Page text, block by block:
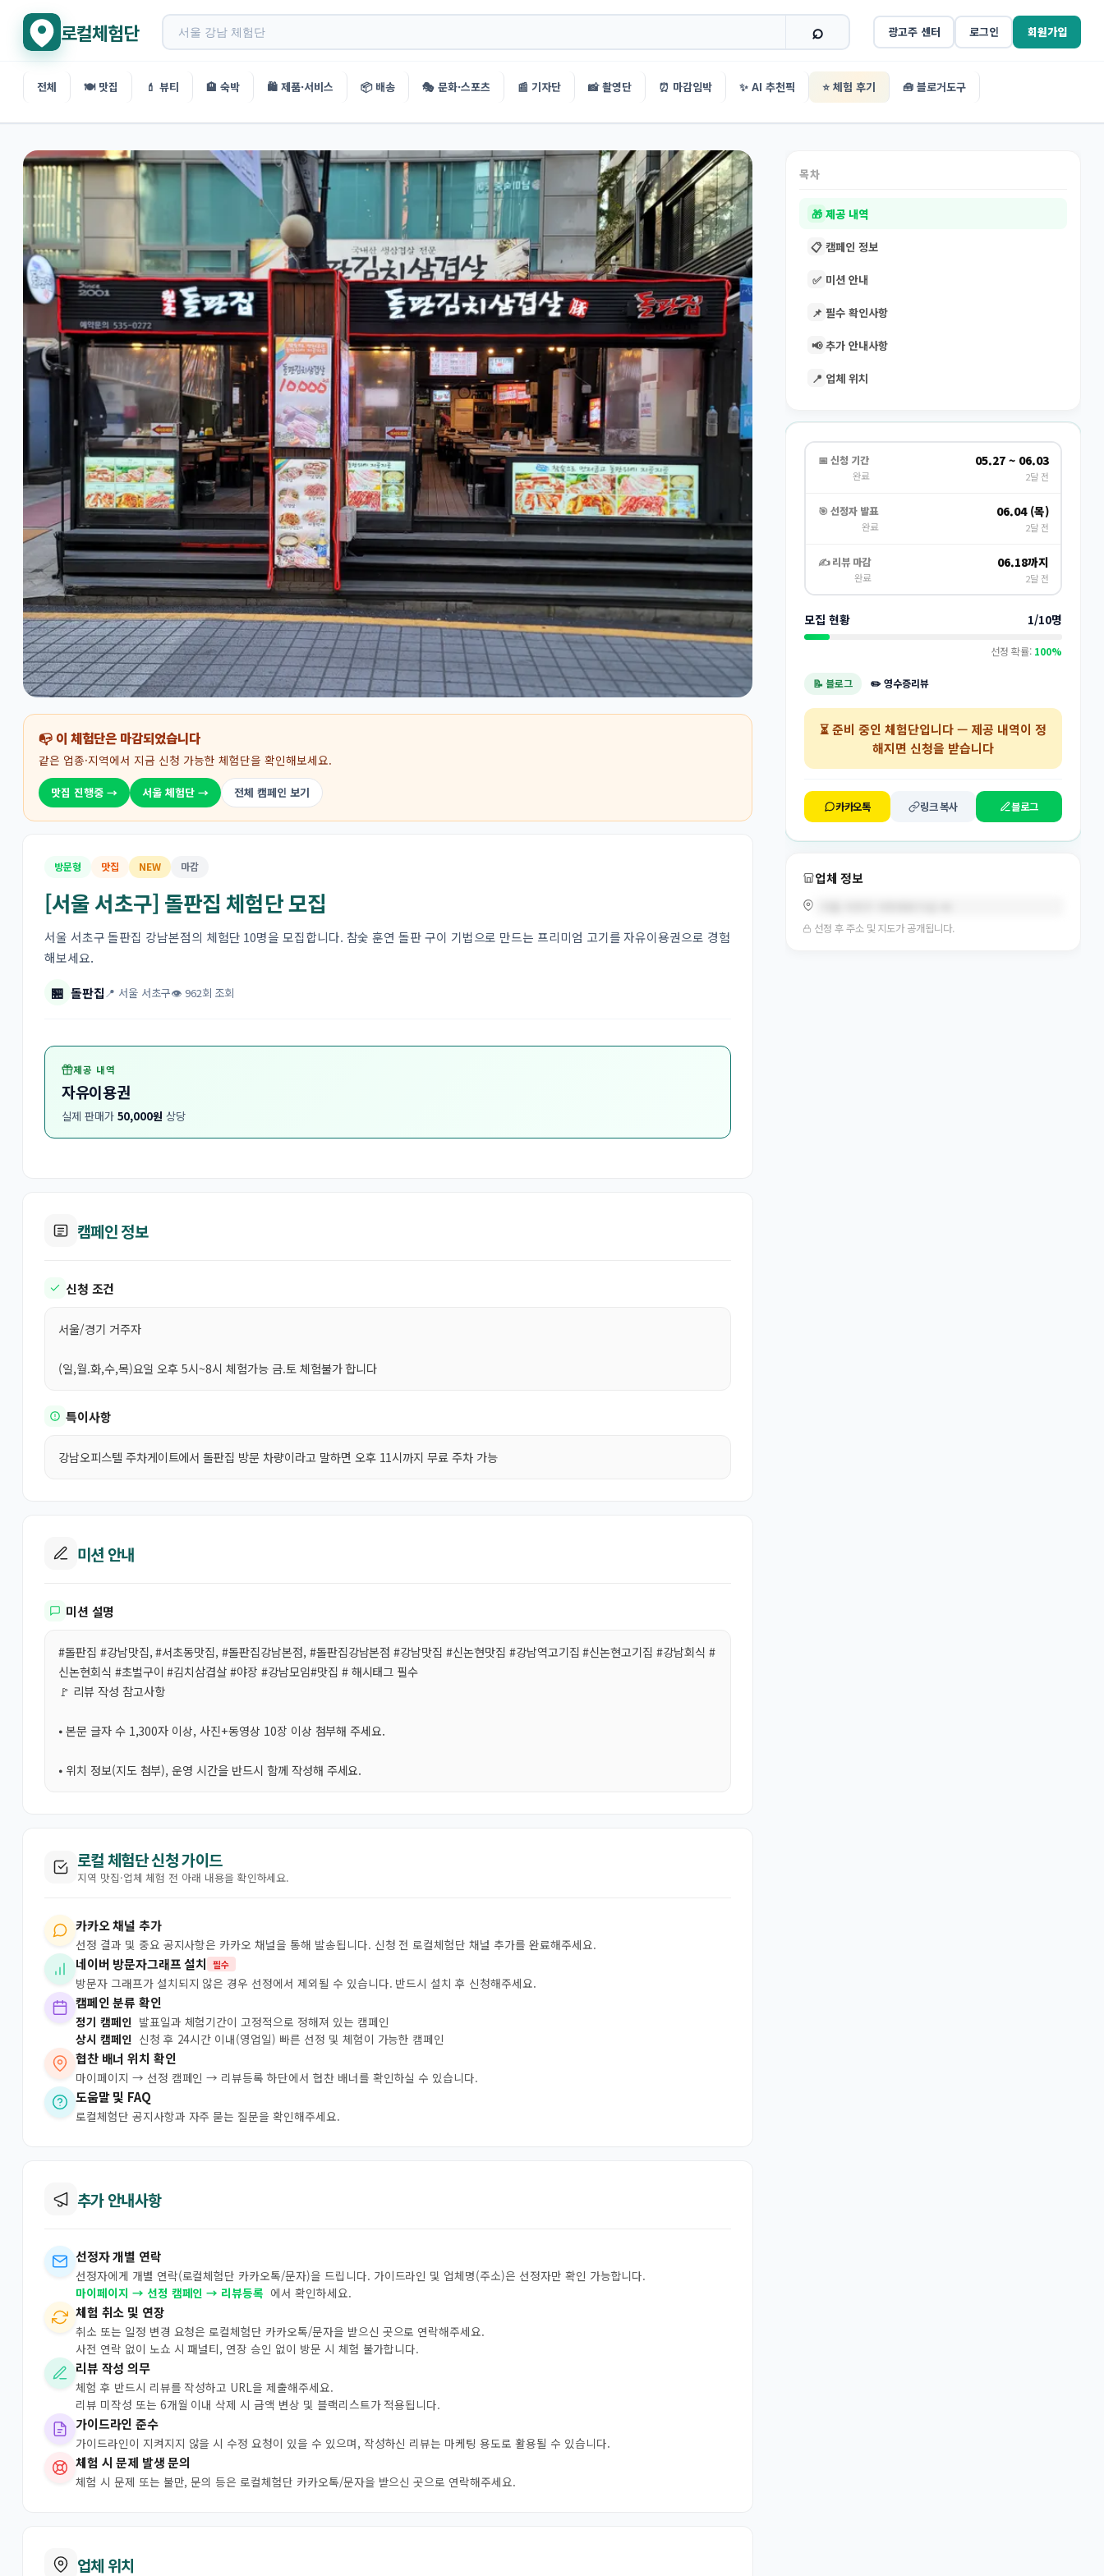
로컬체험단 광고주 센터 로그인 회원가입
전체 🍽️ 맛집 💄 뷰티 🏨 숙박 🛍️ 제품·서비스 📦 배송 🎭 문화·스포츠 📰 기자단 📸 촬영단 ⏰ 마감임박 ✨ AI 추천픽 ⭐ 체험 후기 🧰 블로거도구
📭 이 체험단은 마감되었습니다
같은 업종·지역에서 지금 신청 가능한 체험단을 확인해보세요.
맛집 진행중 → 서울 체험단 → 전체 캠페인 보기
방문형 맛집 NEW 마감
[서울 서초구] 돌판집 체험단 모집
서울 서초구 돌판집 강남본점의 체험단 10명을 모집합니다. 참숯 훈연 돌판 구이 기법으로 만드는 프리미엄 고기를 자유이용권으로 경험
해보세요.
🏪 돌판집 📍 서울 서초구👁 962회 조회
제공 내역
자유이용권
실제 판매가 50,000원 상당
캠페인 정보
신청 조건
서울/경기 거주자
(일,월.화,수,목)요일 오후 5시~8시 체험가능 금.토 체험불가 합니다
특이사항
강남오피스텔 주차게이트에서 돌판집 방문 차량이라고 말하면 오후 11시까지 무료 주차 가능
미션 안내
미션 설명
#돌판집 #강남맛집, #서초동맛집, #돌판집강남본점, #돌판집강남본점 #강남맛집 #신논현맛집 #강남역고기집 #신논현고기집 #강남회식 #
신논현회식 #초벌구이 #김치삼겹살 #야장 #강남모임#맛집 # 해시태그 필수
🚩 리뷰 작성 참고사항
⦁ 본문 글자 수 1,300자 이상, 사진+동영상 10장 이상 첨부해 주세요.
⦁ 위치 정보(지도 첨부), 운영 시간을 반드시 함께 작성해 주세요.
로컬 체험단 신청 가이드
지역 맛집·업체 체험 전 아래 내용을 확인하세요.
카카오 채널 추가
선정 결과 및 중요 공지사항은 카카오 채널을 통해 발송됩니다. 신청 전 로컬체험단 채널 추가를 완료해주세요.
네이버 방문자그래프 설치 필수
방문자 그래프가 설치되지 않은 경우 선정에서 제외될 수 있습니다. 반드시 설치 후 신청해주세요.
캠페인 분류 확인
정기 캠페인 발표일과 체험기간이 고정적으로 정해져 있는 캠페인
상시 캠페인 신청 후 24시간 이내(영업일) 빠른 선정 및 체험이 가능한 캠페인
협찬 배너 위치 확인
마이페이지 → 선정 캠페인 → 리뷰등록 하단에서 협찬 배너를 확인하실 수 있습니다.
도움말 및 FAQ
로컬체험단 공지사항과 자주 묻는 질문을 확인해주세요.
추가 안내사항
선정자 개별 연락
선정자에게 개별 연락(로컬체험단 카카오톡/문자)을 드립니다. 가이드라인 및 업체명(주소)은 선정자만 확인 가능합니다.
마이페이지 → 선정 캠페인 → 리뷰등록 에서 확인하세요.
체험 취소 및 연장
취소 또는 일정 변경 요청은 로컬체험단 카카오톡/문자을 받으신 곳으로 연락해주세요.
사전 연락 없이 노쇼 시 패널티, 연장 승인 없이 방문 시 체험 불가합니다.
리뷰 작성 의무
체험 후 반드시 리뷰를 작성하고 URL을 제출해주세요.
리뷰 미작성 또는 6개월 이내 삭제 시 금액 변상 및 블랙리스트가 적용됩니다.
가이드라인 준수
가이드라인이 지켜지지 않을 시 수정 요청이 있을 수 있으며, 작성하신 리뷰는 마케팅 용도로 활용될 수 있습니다.
체험 시 문제 발생 문의
체험 시 문제 또는 불만, 문의 등은 로컬체험단 카카오톡/문자을 받으신 곳으로 연락해주세요.
업체 위치
목차
🎁 제공 내역
📋 캠페인 정보
✅ 미션 안내
📌 필수 확인사항
📢 추가 안내사항
📍 업체 위치
📅 신청 기간
완료
05.27 ~ 06.03
2달 전
🎯 선정자 발표
완료
06.04 (목)
2달 전
✍️ 리뷰 마감
완료
06.18까지
2달 전
모집 현황 1/10명
선정 확률: 100%
📝 블로그 ✏️ 영수증리뷰
⏳준비 중인 체험단입니다 — 제공 내역이 정
해지면 신청을 받습니다
카카오톡 링크 복사 블로그
업체 정보
선정 후 주소 및 지도가 공개됩니다.